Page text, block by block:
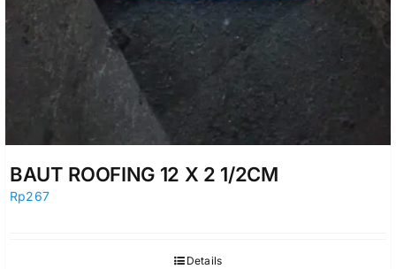
BAUT ROOFING 12 X 2 1/2CM
Rp267
Details